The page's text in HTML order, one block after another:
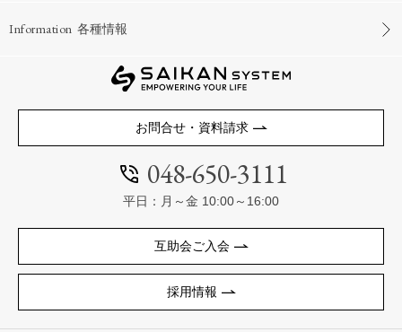
Information 各種情報
お問合せ・資料請求
048-650-3111
平日：月～金 10:00～16:00
互助会ご入会
採用情報